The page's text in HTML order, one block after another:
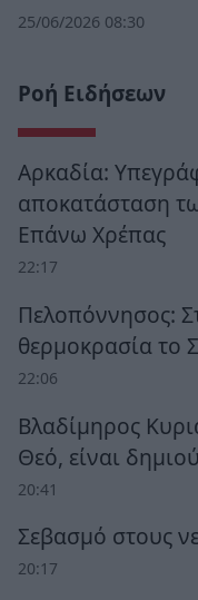
25/06/2026 08:30
Ροή Ειδήσεων
Αρκαδία:
αποκατάσταση
Επάνω Χρέπας
22:17
Πελοπόννησος:
θερμοκρασία το
22:06
Βλαδίμηρος
Θεό, είναι
20:41
Σεβασμό στους
20:17